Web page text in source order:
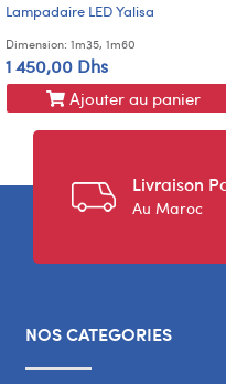
Lampadaire LED Yalisa
Dimension: 1m35, 1m60
1 450,00 Dhs
Ajouter au panier
Livraison
Au Maroc
NOS CATEGORIES